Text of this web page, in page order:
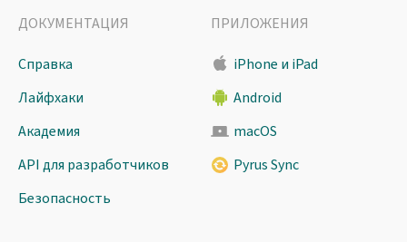
ДОКУМЕНТАЦИЯ
Справка
Лайфхаки
Академия
API для разработчиков
Безопасность
ПРИЛОЖЕНИЯ
iPhone и iPad
Android
macOS
Pyrus Sync